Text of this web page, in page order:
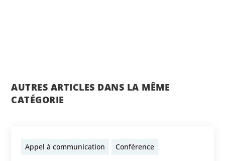
AUTRES ARTICLES DANS LA MÊME
CATÉGORIE
Appel à communication Conférence